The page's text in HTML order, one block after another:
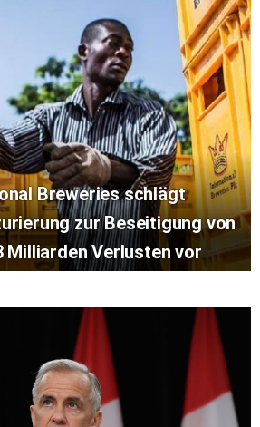
Breweries schlägt
zur Beseitigung von
Milliarden Verlusten vor